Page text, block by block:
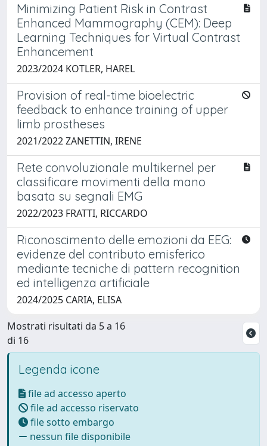
Minimizing Patient Risk in Contrast
Enhanced Mammography (CEM): Deep
Learning Techniques for Virtual Contrast
Enhancement
2023/2024 KOTLER, HAREL
Provision of real-time bioelectric
feedback to enhance training of upper
limb prostheses
2021/2022 ZANETTIN, IRENE
Rete convoluzionale multikernel per
classificare movimenti della mano
basata su segnali EMG
2022/2023 FRATTI, RICCARDO
Riconoscimento delle emozioni da EEG:
evidenze del contributo emisferico
mediante tecniche di pattern recognition
ed intelligenza artificiale
2024/2025 CARIA, ELISA
Mostrati risultati da 5 a 16
di 16
Legenda icone
file ad accesso aperto
file ad accesso riservato
file sotto embargo
nessun file disponibile